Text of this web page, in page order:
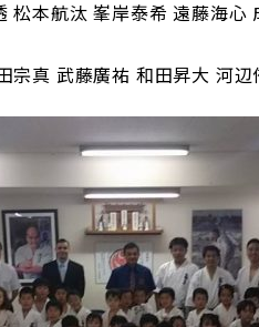
松本航汰 峯岸泰希 遠藤海
宗真 武藤廣祐 和田昇大 河